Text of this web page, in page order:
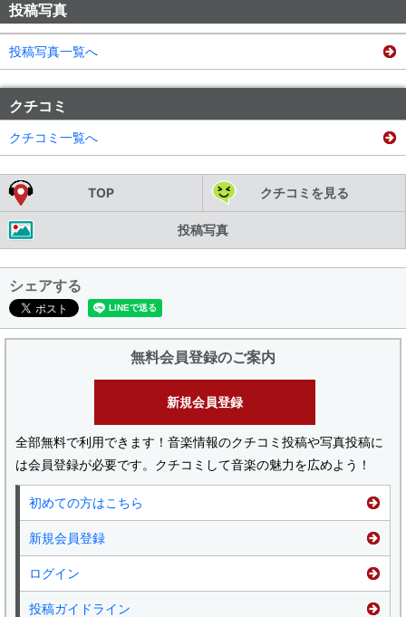
投稿写真
投稿写真一覧へ
クチコミ
クチコミ一覧へ
TOP クチコミを見る
投稿写真
シェアする
無料会員登録のご案内
新規会員登録
全部無料で利用できます！音楽情報のクチコミ投稿や写真投稿に
は会員登録が必要です。クチコミして音楽の魅力を広めよう！
初めての方はこちら
新規会員登録
ログイン
投稿ガイドライン